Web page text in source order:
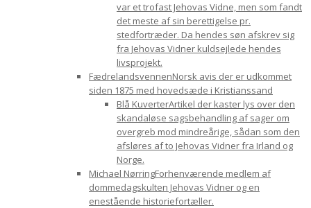
var et trofast Jehovas Vidne, men som fandt
det meste af sin berettigelse pr.
stedfortræder. Da hendes søn afskrev sig
fra Jehovas Vidner kuldsejlede hendes
livsprojekt.
FædrelandsvennenNorsk avis der er udkommet
siden 1875 med hovedsæde i Kristianssand
Blå KuverterArtikel der kaster lys over den
skandaløse sagsbehandling af sager om
overgreb mod mindreårige, sådan som den
afsløres af to Jehovas Vidner fra Irland og
Norge.
Michael NørringForhenværende medlem af
dommedagskulten Jehovas Vidner og en
enestående historiefortæller.